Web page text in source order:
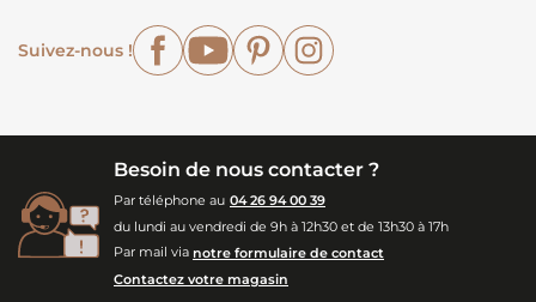
Suivez-nous !
FacebookYouTubePinterest
Besoin de nous contacter ?
Par téléphone au 04 26 94 00 39
du lundi au vendredi de 9h à 12h30 et de 13h30 à 17h
Par mail via notre formulaire de contact
Contactez votre magasin